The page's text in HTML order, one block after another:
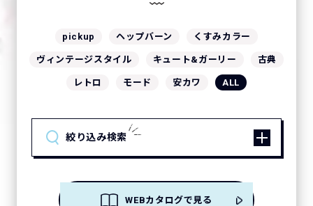
pickup ヘップバーン くすみカラー
ヴィンテージスタイル キュート&ガーリー 古典
レトロ モード 安カワ ALL
絞り込み検索
WEBカタログで見る